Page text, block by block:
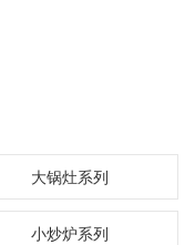
大锅灶系列
小炒炉系列